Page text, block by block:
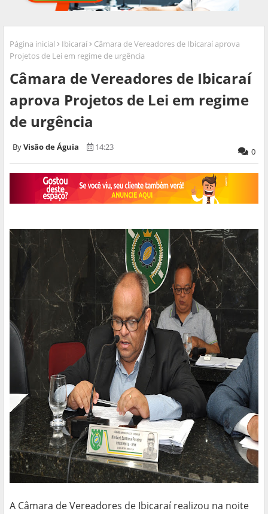
Página inicial Ibicaraí
Câmara de Vereadores de Ibicaraí aprova
Projetos de Lei em regime de urgência
Câmara de Vereadores de Ibicaraí
aprova Projetos de Lei em regime
de urgência
Visão de Águia 14:23 0
A Câmara de Vereadores de Ibicaraí realizou na noite